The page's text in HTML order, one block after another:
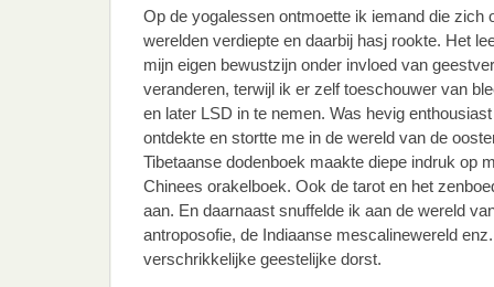
Op de yogalessen ontmoette ik iemand die zich
werelden verdiepte en daarbij hasj rookte. Het
mijn eigen bewustzijn onder invloed van
veranderen, terwijl ik er zelf toeschouwer van
en later LSD in te nemen. Was hevig
ontdekte en stortte me in de wereld van de
Tibetaanse dodenboek maakte diepe indruk op
Chinees orakelboek. Ook de tarot en het
aan. En daarnaast snuffelde ik aan de wereld
antroposofie, de Indiaanse mescalinewereld
verschrikkelijke geestelijke dorst.